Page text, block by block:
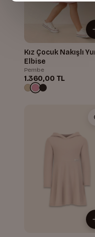
Kız Çocuk Nakışlı
Elbise
Pembe
1.360,00 TL